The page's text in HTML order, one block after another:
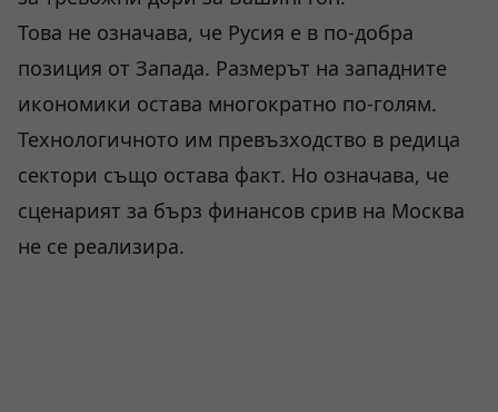
Това не означава, че Русия е в по-добра
позиция от Запада. Размерът на западните
икономики остава многократно по-голям.
Технологичното им превъзходство в редица
сектори също остава факт. Но означава, че
сценарият за бърз финансов срив на Москва
не се реализира.